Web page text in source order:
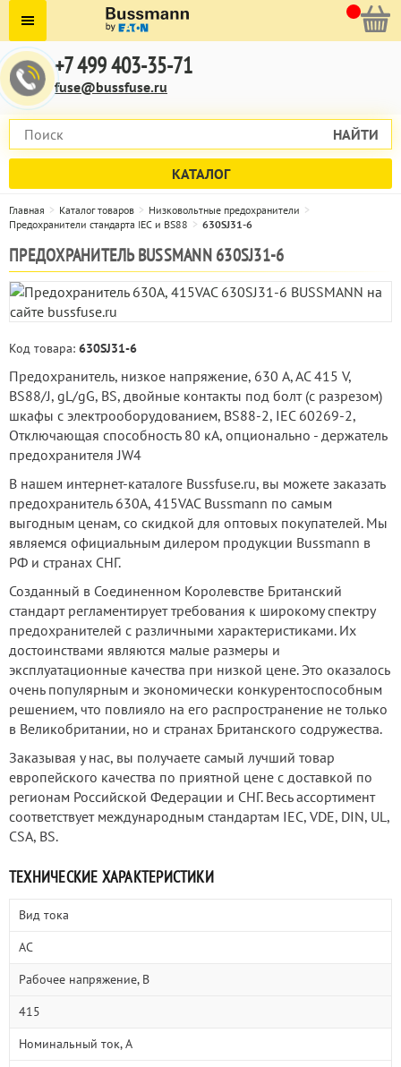
+7 499 403-35-71
fuse@bussfuse.ru
НАЙТИ
КАТАЛОГ
Главная Каталог товаров
Низковольтные предохранители
Предохранители стандарта IEC и BS88
630SJ31-6
ПРЕДОХРАНИТЕЛЬ BUSSMANN 630SJ31-6
Код товара: 630SJ31-6
Предохранитель, низкое напряжение, 630 A, AC 415 V,
BS88/J, gL/gG, BS, двойные контакты под болт (с разрезом)
шкафы с электрооборудованием, BS88-2, IEC 60269-2,
Отключающая способность 80 кА, опционально - держатель
предохранителя JW4
В нашем интернет-каталоге Bussfuse.ru, вы можете заказать
предохранитель 630А, 415VAC Bussmann по самым
выгодным ценам, со скидкой для оптовых покупателей. Мы
являемся официальным дилером продукции Bussmann в
РФ и странах СНГ.
Созданный в Соединенном Королевстве Британский
стандарт регламентирует требования к широкому спектру
предохранителей с различными характеристиками. Их
достоинствами являются малые размеры и
эксплуатационные качества при низкой цене. Это оказалось
очень популярным и экономически конкурентоспособным
решением, что повлияло на его распространение не только
в Великобритании, но и странах Британского содружества.
Заказывая у нас, вы получаете самый лучший товар
европейского качества по приятной цене с доставкой по
регионам Российской Федерации и СНГ. Весь ассортимент
соответствует международным стандартам IEC, VDE, DIN, UL,
CSA, BS.
ТЕХНИЧЕСКИЕ ХАРАКТЕРИСТИКИ
Вид тока
AC
Рабочее напряжение, В
415
Номинальный ток, А